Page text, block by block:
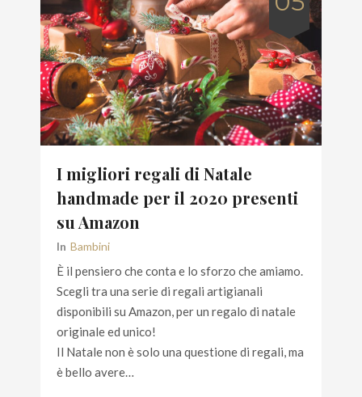
I migliori regali di Natale
handmade per il 2020 presenti
su Amazon
In Bambini
È il pensiero che conta e lo sforzo che amiamo.
Scegli tra una serie di regali artigianali
disponibili su Amazon, per un regalo di natale
originale ed unico!
Il Natale non è solo una questione di regali, ma
è bello avere…